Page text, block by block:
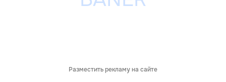
Разместить рекламу на сайте